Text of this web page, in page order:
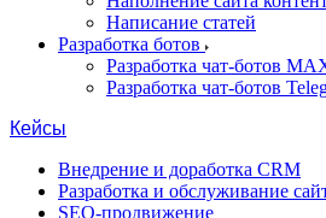
Написание статей
Разработка ботов
Разработка чат-ботов
Разработка чат-ботов
Кейсы
Внедрение и доработка CRM
Разработка и обслуживание
SEO-продвижение